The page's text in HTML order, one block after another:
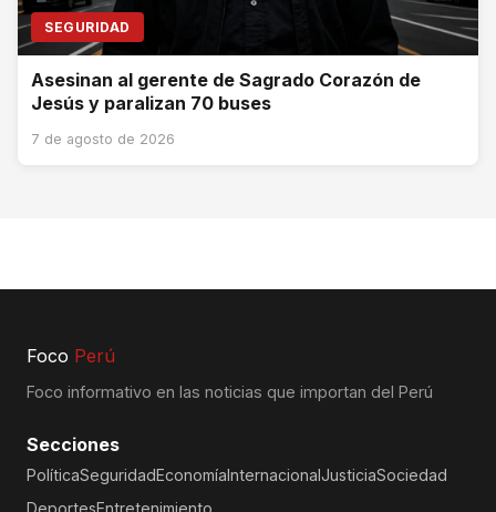
SEGURIDAD
Asesinan al gerente de Sagrado Corazón de
Jesús y paralizan 70 buses
7 de agosto de 2026
Foco Perú
Foco informativo en las noticias que importan del Perú
Secciones
PolíticaSeguridadEconomíaInternacionalJusticiaSociedad
DeportesEntretenimiento